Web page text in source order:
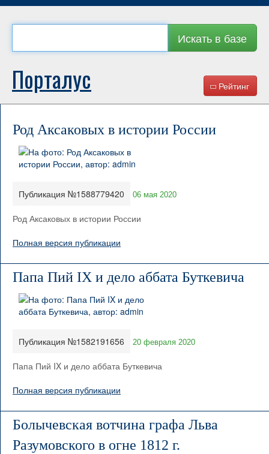
Искать в базе
Рейтинг
Порталус
Род Аксаковых в истории России
Публикация №1588779420 06 мая 2020
Род Аксаковых в истории России
Полная версия публикации
Папа Пий IX и дело аббата Буткевича
Публикация №1582191656 20 февраля 2020
Папа Пий IX и дело аббата Буткевича
Полная версия публикации
Болычевская вотчина графа Льва
Разумовского в огне 1812 г.